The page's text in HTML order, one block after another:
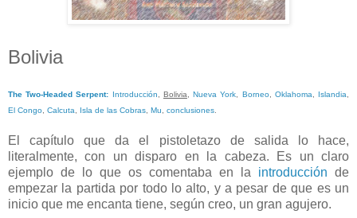
Bolivia
The Two-Headed Serpent: Introducción Bolivia ,Nueva York Borneo, Oklahoma Islandia
El Congo Calcuta Isla de las Cobras Mu conclusiones
El capítulo que da el pistoletazo de salida lo hace,
literalmente, con un disparo en la cabeza. Es un claro
ejemplo de lo que os comentaba en la introducción de
empezar la partida por todo lo alto, y a pesar de que es un
inicio que me encanta tiene, según creo, un gran agujero.